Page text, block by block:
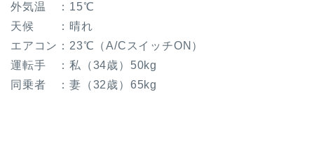
外気温 ：15℃
天候 ：晴れ
エアコン：23℃（A/CスイッチON）
運転手 ：私（34歳）50kg
同乗者 ：妻（32歳）65kg